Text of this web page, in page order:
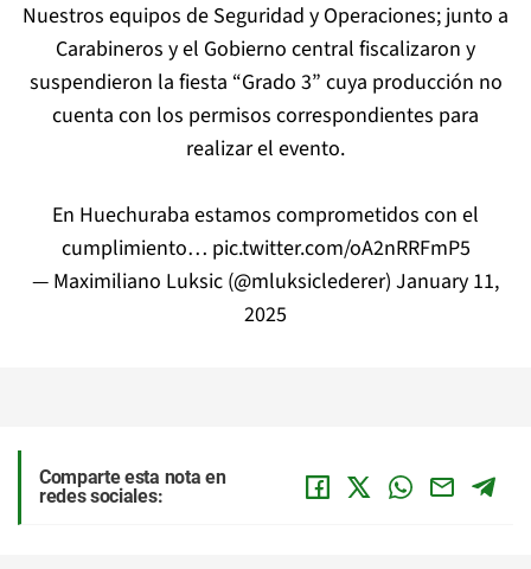
Nuestros equipos de Seguridad y Operaciones; junto a
Carabineros y el Gobierno central fiscalizaron y
suspendieron la fiesta “Grado 3” cuya producción no
cuenta con los permisos correspondientes para
realizar el evento.
En Huechuraba estamos comprometidos con el
cumplimiento… pic.twitter.com/oA2nRRFmP5
— Maximiliano Luksic (@mluksiclederer) January 11,
2025
Comparte esta nota en
redes sociales: